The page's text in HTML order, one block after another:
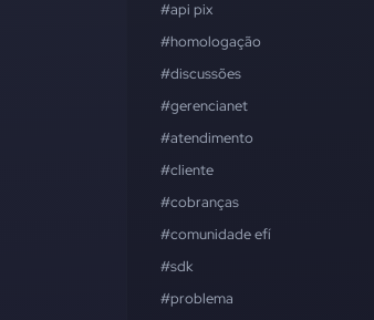
#api pix
#homologação
#discussões
#gerencianet
#atendimento
#cliente
#cobranças
#comunidade efí
#sdk
#problema